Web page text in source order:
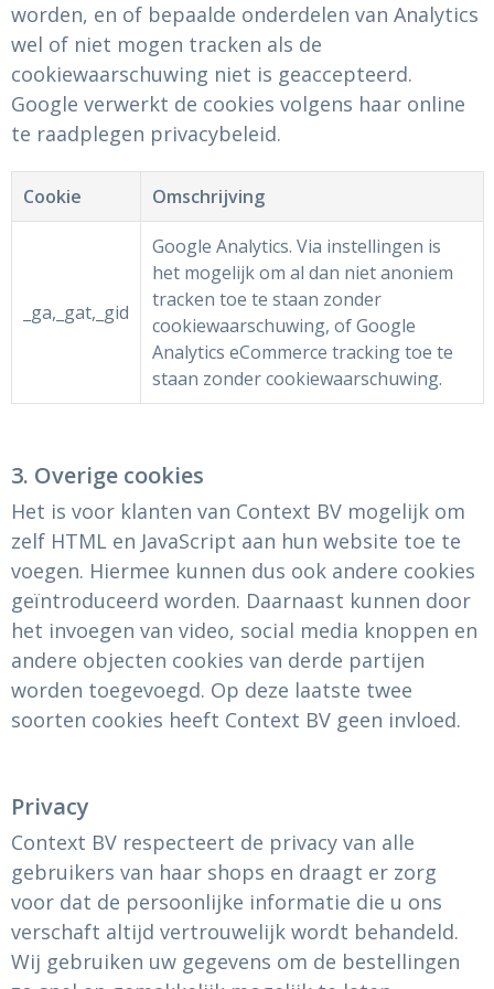
worden, en of bepaalde onderdelen van Analytics
wel of niet mogen tracken als de
cookiewaarschuwing niet is geaccepteerd.
Google verwerkt de cookies volgens haar online
te raadplegen privacybeleid.
Cookie Omschrijving
_ga,_gat,_gid
Google Analytics. Via instellingen is
het mogelijk om al dan niet anoniem
tracken toe te staan zonder
cookiewaarschuwing, of Google
Analytics eCommerce tracking toe te
staan zonder cookiewaarschuwing.
3. Overige cookies
Het is voor klanten van Context BV mogelijk om
zelf HTML en JavaScript aan hun website toe te
voegen. Hiermee kunnen dus ook andere cookies
geïntroduceerd worden. Daarnaast kunnen door
het invoegen van video, social media knoppen en
andere objecten cookies van derde partijen
worden toegevoegd. Op deze laatste twee
soorten cookies heeft Context BV geen invloed.
Privacy
Context BV respecteert de privacy van alle
gebruikers van haar shops en draagt er zorg
voor dat de persoonlijke informatie die u ons
verschaft altijd vertrouwelijk wordt behandeld.
Wij gebruiken uw gegevens om de bestellingen